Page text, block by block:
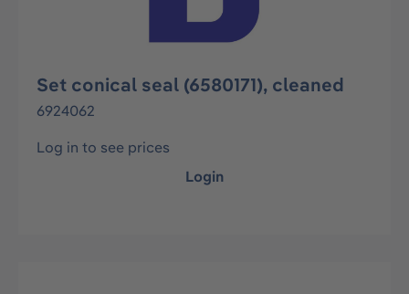
Set conical seal (6580171), cleaned
6924062
Log in to see prices
Login